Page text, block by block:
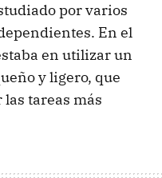
por varios
En el
en utilizar un
y ligero, que
tareas más